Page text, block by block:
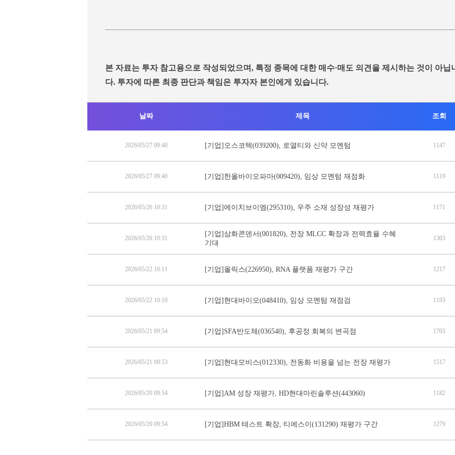
본 자료는 투자 참고용으로 작성되었으며, 특정 종목에 대한 매수·매도 의견을 제시하는 것이 아닙
다. 투자에 따른 최종 판단과 책임은 투자자 본인에게 있습니다.
날짜 제목 조회
2026/05/27 09:40 [기업]오스코텍(039200), 로열티와 신약 모멘텀 1147
2026/05/27 09:40 [기업]한올바이오파마(009420), 임상 모멘텀 재점화 1119
2026/05/26 10:31 [기업]에이치브이엠(295310), 우주 소재 성장성 재평가 1171
2026/05/26 10:31
[기업]삼화콘덴서(001820), 전장 MLCC 확장과 전력효율 수혜
기대
1303
2026/05/22 10:11 [기업]올릭스(226950), RNA 플랫폼 재평가 구간 1217
2026/05/22 10:10 [기업]현대바이오(048410), 임상 모멘텀 재점검 1193
2026/05/21 09:54 [기업]SFA반도체(036540), 후공정 회복의 변곡점 1703
2026/05/21 09:53 [기업]현대모비스(012330), 전동화 비용을 넘는 전장 재평가 1517
2026/05/20 09:54 [기업]AM 성장 재평가, HD현대마린솔루션(443060) 1182
2026/05/20 09:54 [기업]HBM 테스트 확장, 티에스이(131290) 재평가 구간 1279